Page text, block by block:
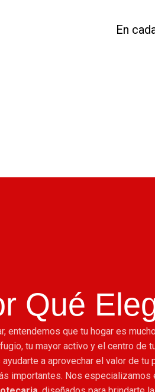
En
Qué
entendemos que tu hogar es
tu mayor activo y el centro de
a aprovechar el valor de tu
importantes. Nos especializamos